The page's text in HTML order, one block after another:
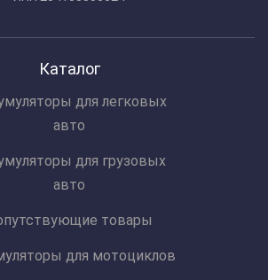
Каталог
для легковых
авто
для грузовых
авто
товары
для мотоциклов